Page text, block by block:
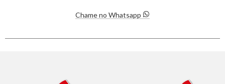
Chame no Whatsapp